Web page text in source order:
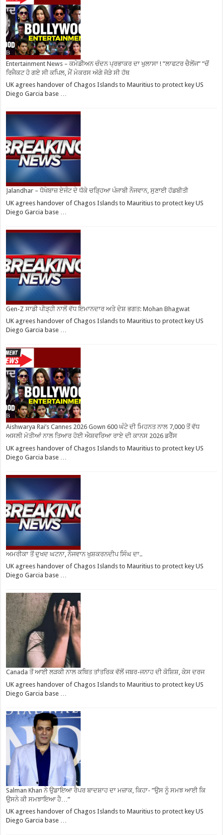
Entertainment News – ਕਮੇਡੀਅਨ ਚੰਦਨ ਪ੍ਰਭਾਕਰ ਦਾ ਖੁਲਾਸਾ ! ”ਲਾਫਟਰ ਚੈਲੇਂਜ” ”ਚੋਂ
ਰਿਜੈਕਟ ਹੋ ਗਏ ਸੀ ਕਪਿਲ, ਮੈਂ ਮੇਕਰਸ ਅੱਗੇ ਜੋੜੇ ਸੀ ਹੱਥ
UK agrees handover of Chagos Islands to Mauritius to protect key US
Diego Garcia base …
Jalandhar – ਧੋਖੇਬਾਜ਼ ਏਜੰਟ ਦੇ ਧੱਕੇ ਚੜ੍ਹਿਆ ਪੰਜਾਬੀ ਨੌਜਵਾਨ, ਸੁਣਾਈ ਹੱਡਬੀਤੀ
UK agrees handover of Chagos Islands to Mauritius to protect key US
Diego Garcia base …
Gen-Z ਸਾਡੀ ਪੀੜ੍ਹੀ ਨਾਲੋਂ ਵੱਧ ਇਮਾਨਦਾਰ ਅਤੇ ਦੇਸ਼ ਭਗਤ: Mohan Bhagwat
UK agrees handover of Chagos Islands to Mauritius to protect key US
Diego Garcia base …
Aishwarya Rai’s Cannes 2026 Gown 600 ਘੰਟੇ ਦੀ ਮਿਹਨਤ ਨਾਲ 7,000 ਤੋਂ ਵੱਧ
ਅਸਲੀ ਮੋਤੀਆਂ ਨਾਲ ਤਿਆਰ ਹੋਈ ਐਸ਼ਵਰਿਆ ਰਾਏ ਦੀ ਕਾਨਸ 2026 ਡਰੈੱਸ
UK agrees handover of Chagos Islands to Mauritius to protect key US
Diego Garcia base …
ਅਮਰੀਕਾ ਤੋਂ ਦੁਖਦ ਘਟਨਾ, ਨੌਜਵਾਨ ਖੁਸ਼ਕਰਨਦੀਪ ਸਿੰਘ ਦਾ..
UK agrees handover of Chagos Islands to Mauritius to protect key US
Diego Garcia base …
Canada ਤੋਂ ਆਈ ਲੜਕੀ ਨਾਲ ਕਥਿਤ ਤਾਂਤਰਿਕ ਵੱਲੋਂ ਜਬਰ-ਜਨਾਹ ਦੀ ਕੋਸ਼ਿਸ਼, ਕੇਸ ਦਰਜ
UK agrees handover of Chagos Islands to Mauritius to protect key US
Diego Garcia base …
Salman Khan ਨੇ ਉਡਾਇਆ ਰੈਪਰ ਬਾਦਸ਼ਾਹ ਦਾ ਮਜ਼ਾਕ, ਕਿਹਾ- ”ਉਸ ਨੂੰ ਸਮਝ ਆਈ ਕਿ
ਉਸਨੇ ਕੀ ਸਮਝਾਇਆ ਹੈ…”
UK agrees handover of Chagos Islands to Mauritius to protect key US
Diego Garcia base …